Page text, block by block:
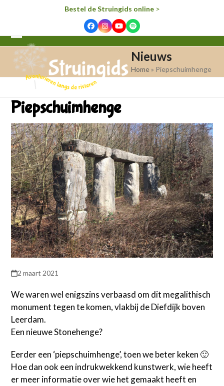
Bestel de Struingids online>
FacebookInstagram
YouTube
Spotify
Open
mobile
menu
Close
mobile
menu
Nieuws
Home » Piepschuimhenge
Piepschuimhenge
2 maart 2021
We waren wel enigszins verbaasd om dit megalithisch
monument tegen te komen, vlakbij de Diefdijk boven
Leerdam.
Een nieuwe Stonehenge?
Eerder een ‘piepschuimhenge’, toen we beter keken 🙂
Hoe dan ook een indrukwekkend kunstwerk, wie heeft
er meer informatie over wie het gemaakt heeft en